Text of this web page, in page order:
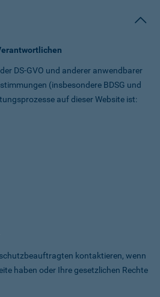
DS-GVO und anderer anwendbarer
(insbesondere BDSG und
auf dieser Website ist:
kontaktieren, wenn
haben oder Ihre gesetzlichen Rechte